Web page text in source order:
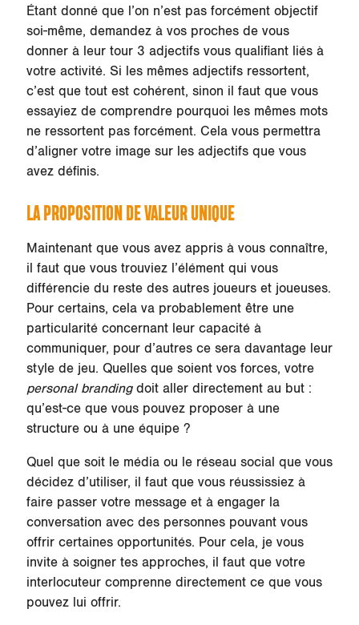
Étant donné que l’on n’est pas forcément objectif
soi-même, demandez à vos proches de vous
donner à leur tour 3 adjectifs vous qualifiant liés à
votre activité. Si les mêmes adjectifs ressortent,
c’est que tout est cohérent, sinon il faut que vous
essayiez de comprendre pourquoi les mêmes mots
ne ressortent pas forcément. Cela vous permettra
d’aligner votre image sur les adjectifs que vous
avez définis.
LA PROPOSITION DE VALEUR UNIQUE
Maintenant que vous avez appris à vous connaître,
il faut que vous trouviez l’élément qui vous
différencie du reste des autres joueurs et joueuses.
Pour certains, cela va probablement être une
particularité concernant leur capacité à
communiquer, pour d’autres ce sera davantage leur
style de jeu. Quelles que soient vos forces, votre
personal brandingdoit aller directement au but :
qu’est-ce que vous pouvez proposer à une
structure ou à une équipe ?
Quel que soit le média ou le réseau social que vous
décidez d’utiliser, il faut que vous réussissiez à
faire passer votre message et à engager la
conversation avec des personnes pouvant vous
offrir certaines opportunités. Pour cela, je vous
invite à soigner tes approches, il faut que votre
interlocuteur comprenne directement ce que vous
pouvez lui offrir.